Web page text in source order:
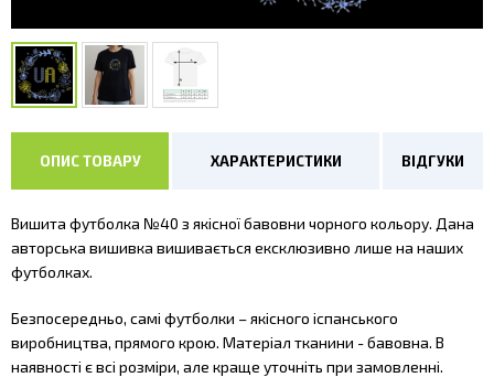
ОПИС ТОВАРУ ХАРАКТЕРИСТИКИ ВІДГУКИ
Вишита футболка №40 з якісної бавовни чорного кольору. Дана
авторська вишивка вишивається ексклюзивно лише на наших
футболках.
Безпосередньо, самі футболки – якісного іспанського
виробництва, прямого крою. Матеріал тканини - бавовна. В
наявності є всі розміри, але краще уточніть при замовленні.